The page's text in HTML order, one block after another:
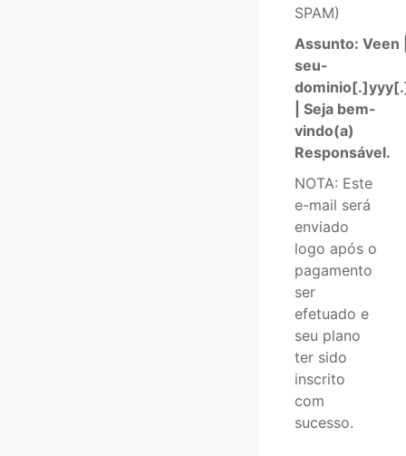
SPAM)
Assunto: Veen
seu-
| Seja bem-
vindo(a)
Responsável.
NOTA: Este
e-mail será
enviado
logo após o
pagamento
ser
efetuado e
seu plano
ter sido
inscrito
com
sucesso.